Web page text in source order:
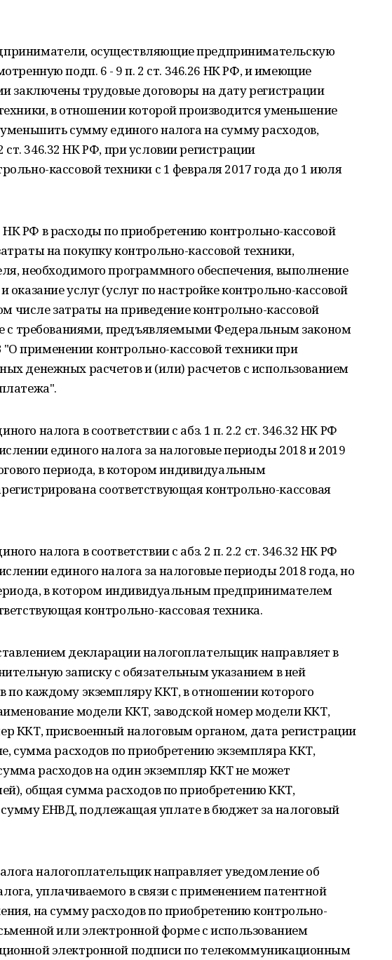
осуществляющие предпринимательскую
подп. 6 - 9 п. 2 ст. 346.26 НК РФ, и имеющие
заключены трудовые договоры на дату регистрации
в отношении которой производится уменьшение
сумму единого налога на сумму расходов,
ст. 346.32 НК РФ, при условии регистрации
кассовой техники с 1 февраля 2017 года до 1 июля
НК РФ в расходы по приобретению контрольно-кассовой
на покупку контрольно-кассовой техники,
необходимого программного обеспечения, выполнение
оказание услуг (услуг по настройке контрольно-кассовой
числе затраты на приведение контрольно-кассовой
с требованиями, предъявляемыми Федеральным законом
"О применении контрольно-кассовой техники при
денежных расчетов и (или) расчетов с использованием
налога в соответствии с абз. 1 п. 2.2 ст. 346.32 НК РФ
единого налога за налоговые периоды 2018 и 2019
периода, в котором индивидуальным
соответствующая контрольно-кассовая
налога в соответствии с абз. 2 п. 2.2 ст. 346.32 НК РФ
единого налога за налоговые периоды 2018 года, но
в котором индивидуальным предпринимателем
контрольно-кассовая техника.
декларации налогоплательщик направляет в
записку с обязательным указанием в ней
по каждому экземпляру ККТ, в отношении которого
модели ККТ, заводской номер модели ККТ,
ККТ, присвоенный налоговым органом, дата регистрации
сумма расходов по приобретению экземпляра ККТ,
расходов на один экземпляр ККТ не может
общая сумма расходов по приобретению ККТ,
ЕНВД, подлежащая уплате в бюджет за налоговый
налогоплательщик направляет уведомление об
уплачиваемого в связи с применением патентной
на сумму расходов по приобретению контрольно-
или электронной форме с использованием
электронной подписи по телекоммуникационным